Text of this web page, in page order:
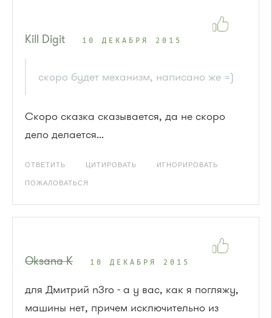
Kill Digit 10 ДЕКАБРЯ 2015
скоро будет механизм, написано же =)
Скоро сказка сказывается, да не скоро
дело делается...
ОТВЕТИТЬ ЦИТИРОВАТЬ ИГНОРИРОВАТЬ
ПОЖАЛОВАТЬСЯ
Oksana K 10 ДЕКАБРЯ 2015
для Дмитрий n3ro - а у вас, как я погляжу,
машины нет, причем исключительно из